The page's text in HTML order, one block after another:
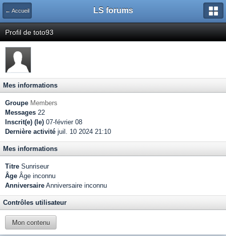
← Accueil LS forums
Profil de toto93
Mes informations
Groupe Members
Messages 22
Inscrit(e) (le) 07-février 08
Dernière activité juil. 10 2024 21:10
Mes informations
Titre Sunriseur
Âge Âge inconnu
Anniversaire Anniversaire inconnu
Contrôles utilisateur
Mon contenu